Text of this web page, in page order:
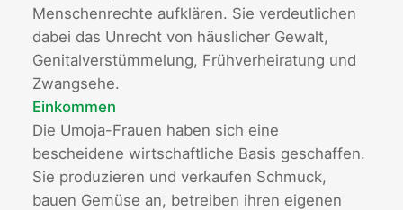
Menschenrechte aufklären. Sie verdeutlichen
dabei das Unrecht von häuslicher Gewalt,
Genitalverstümmelung, Frühverheiratung und
Zwangsehe.
Einkommen
Die Umoja-Frauen haben sich eine
bescheidene wirtschaftliche Basis geschaffen.
Sie produzieren und verkaufen Schmuck,
bauen Gemüse an, betreiben ihren eigenen